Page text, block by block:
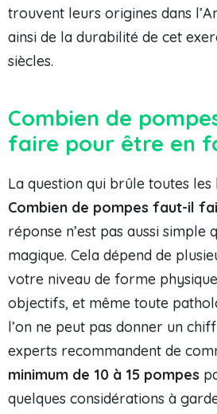
trouvent leurs origines dans
ainsi de la durabilité de cet
siècles.
Combien de
faire pour être en
La question qui brûle toutes les
Combien de pompes faut-il
réponse n’est pas aussi simple
magique. Cela dépend de
votre niveau de forme
objectifs, et même toute
l’on ne peut pas donner un
experts recommandent de
minimum de 10 à 15 pompes
quelques considérations à